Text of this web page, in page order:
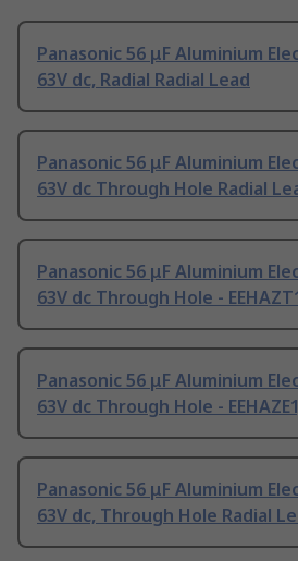
Panasonic 56 μF Aluminium
63V dc, Radial Radial Lead
Panasonic 56 μF Aluminium
63V dc Through Hole Radial
Panasonic 56 μF Aluminium
63V dc Through Hole -
Panasonic 56 μF Aluminium
63V dc Through Hole -
Panasonic 56 μF Aluminium
63V dc, Through Hole Radial